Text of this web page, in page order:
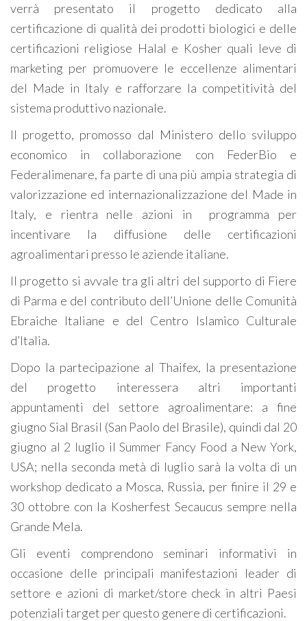
verrà presentato il progetto dedicato alla
certificazione di qualità dei prodotti biologici e delle
certificazioni religiose Halal e Kosher quali leve di
marketing per promuovere le eccellenze alimentari
del Made in Italy e rafforzare la competitività del
sistema produttivo nazionale.
Il progetto, promosso dal Ministero dello sviluppo
economico in collaborazione con FederBio e
Federalimenare, fa parte di una più ampia strategia di
valorizzazione ed internazionalizzazione del Made in
Italy, e rientra nelle azioni in programma per
incentivare la diffusione delle certificazioni
agroalimentari presso le aziende italiane.
Il progetto si avvale tra gli altri del supporto di Fiere
di Parma e del contributo dell’Unione delle Comunità
Ebraiche Italiane e del Centro Islamico Culturale
d’Italia.
Dopo la partecipazione al Thaifex, la presentazione
del progetto interessera altri importanti
appuntamenti del settore agroalimentare: a fine
giugno Sial Brasil (San Paolo del Brasile), quindi dal 20
giugno al 2 luglio il Summer Fancy Food a New York,
USA; nella seconda metà di luglio sarà la volta di un
workshop dedicato a Mosca, Russia, per finire il 29 e
30 ottobre con la Kosherfest Secaucus sempre nella
Grande Mela.
Gli eventi comprendono seminari informativi in
occasione delle principali manifestazioni leader di
settore e azioni di market/store check in altri Paesi
potenziali target per questo genere di certificazioni.